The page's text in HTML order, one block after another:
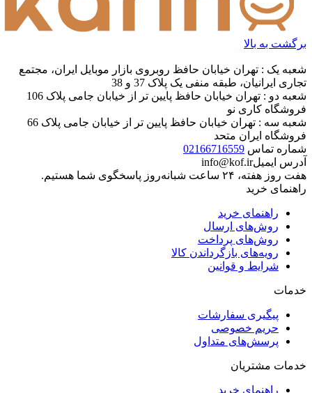
برگشت به بالا
شعبه یک : تهران خیابان حافظ روبروی بازار موبایل ایران، مجتمع
تجاری ایرانیان، طبقه منفی یک پلاک 37 و 38
شعبه دو : تهران خیابان حافظ پایین تر از خیابان جامی پلاک 106
فروشگاه کاری نو
شعبه سه : تهران خیابان حافظ پایین تر از خیابان جامی پلاک 66
فروشگاه ایران متحد
شماره تماس 02166716559
آدرس ایمیلinfo@kof.ir
هفت روز هفته، ۲۴ ساعت شبانه‌روز پاسخگوی شما هستیم.
راهنمای خرید
راهنمای خرید
روش‌های ارسال
روش‌های پرداخت
رویه‌های بازگرداندن کالا
شرایط و قوانین
خدمات
پیگیری سفارشات
حریم خصوصی
پرسش‌های متداول
خدمات مشتریان
راهنمای خرید